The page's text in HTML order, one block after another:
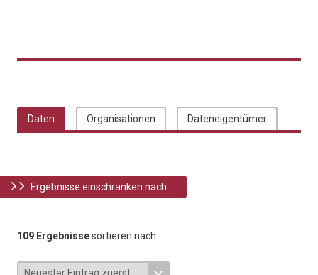
Daten Organisationen Dateneigentümer
Ergebnisse einschränken nach ...
109 Ergebnissesortieren nach